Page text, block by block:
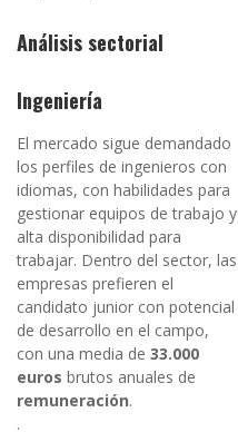
Análisis sectorial
Ingeniería
El mercado sigue demandado
los perfiles de ingenieros con
idiomas, con habilidades para
gestionar equipos de trabajo y
alta disponibilidad para
trabajar. Dentro del sector, las
empresas prefieren el
candidato junior con potencial
de desarrollo en el campo,
con una media de 33.000
euros brutos anuales de
remuneración.
.